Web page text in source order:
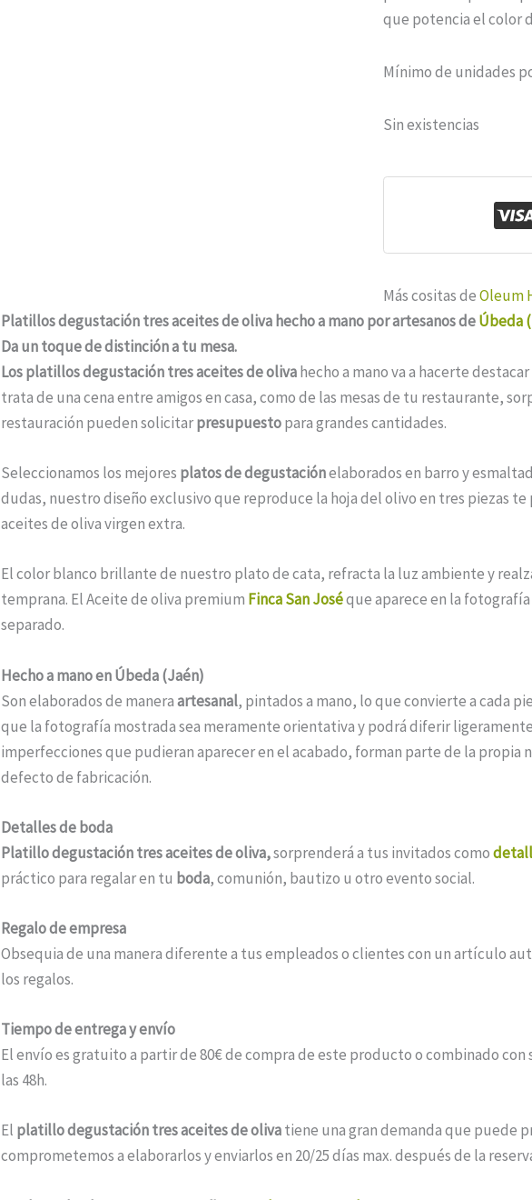
que potencia el color
Mínimo de unidades
Sin existencias
Más cositas deOleum
Platillos degustación tres aceites de oliva hecho a mano por artesanos deÚbeda
Da un toque de distinción a tu mesa.
Los platillos degustación tres aceites de olivahecho a mano va a hacerte
trata de una cena entre amigos en casa, como de las mesas de tu restaurante,
restauración pueden solicitarpresupuestopara grandes cantidades.
Seleccionamos los mejores platos de degustaciónelaborados en barro y
dudas, nuestro diseño exclusivo que reproduce la hoja del olivo en tres piezas
aceites de oliva virgen extra.
El color blanco brillante de nuestro plato de cata, refracta la luz ambiente y
temprana. El Aceite de oliva premium Finca San Joséque aparece en la
separado.
Hecho a mano en Úbeda (Jaén)
Son elaborados de maneraartesanal, pintados a mano, lo que convierte a cada
que la fotografía mostrada sea meramente orientativa y podrá diferir
imperfecciones que pudieran aparecer en el acabado, forman parte de la propia
defecto de fabricación.
Detalles de boda
Platillo degustación tres aceites de oliva,sorprenderá a tus invitados como
práctico para regalar en tu boda, comunión, bautizo u otro evento social.
Regalo de empresa
Obsequia de una manera diferente a tus empleados o clientes con un artículo
los regalos.
Tiempo de entrega y envío
El envío es gratuito a partir de 80€ de compra de este producto o combinado
las 48h.
El platillo degustación tres aceites de olivatiene una gran demanda que puede
comprometemos a elaborarlos y enviarlos en 20/25 días max. después de la